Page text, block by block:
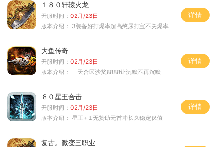
１８０轩辕火龙
开服时间： 02月/23日
版本介绍： 3装备好打爆率超高憋尿打宝不关爆率
详情
大鱼传奇
开服时间： 02月/23日
版本介绍： 三天合区沙奖8888让沉默不再沉默
详情
８０星王合击
开服时间： 02月/23日
版本介绍： 星王+１无赞助无首冲长久稳定保值
详情
复古。微变三职业